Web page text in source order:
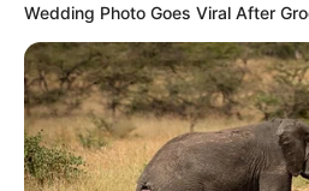
Wedding Photo Goes Viral After